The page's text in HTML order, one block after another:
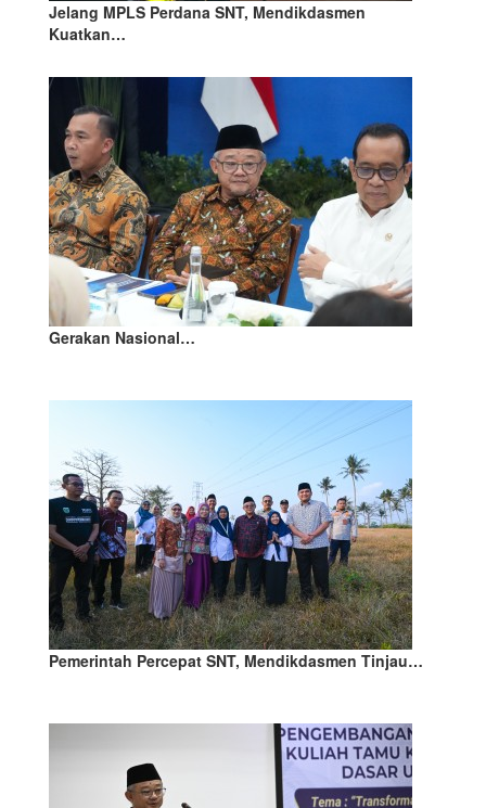
Jelang MPLS Perdana SNT, Mendikdasmen
Kuatkan…
Gerakan Nasional…
Pemerintah Percepat SNT, Mendikdasmen Tinjau…